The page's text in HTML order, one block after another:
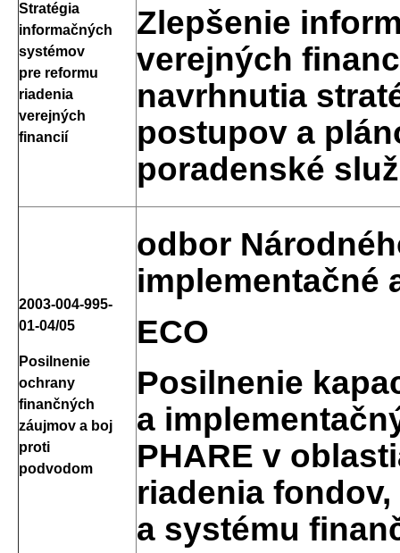
Stratégia
informačných
systémov
pre reformu
riadenia
verejných
financií
Zlepšenie
verejných
navrhnutia
postupov a
poradenské
2003-004-995-
01-04/05
Posilnenie
ochrany
finančných
záujmov a boj
proti
podvodom
odbor
implementačné
ECO
Posilnenie
a
PHARE v
riadenia
a systému